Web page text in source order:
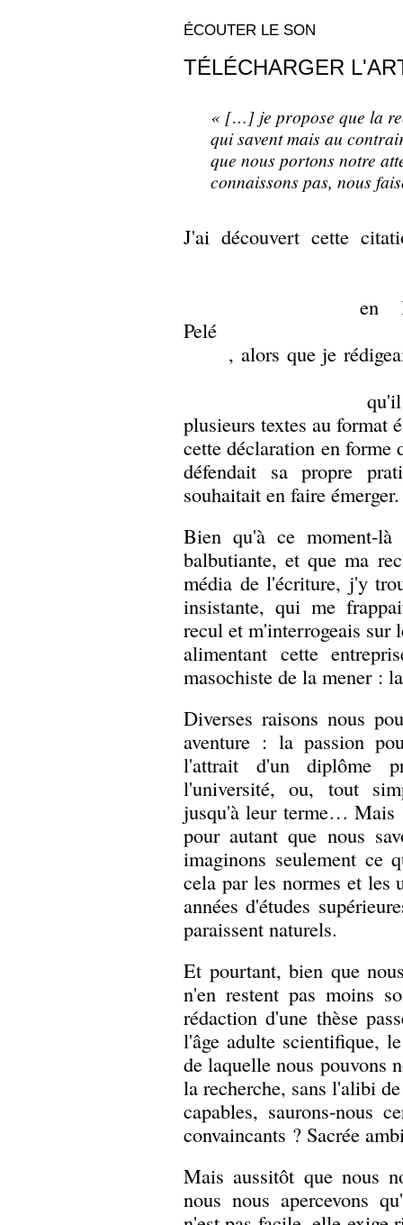
ÉCOUTER LE SON
TÉLÉCHARGER
« […] je propose que la
qui savent mais au
que nous portons notre
connaissons pas, nous
J'ai découvert cette
en
Pelé
, alors que je
plusieurs textes au format
cette déclaration en
défendait sa propre
souhaitait en faire émerger.
Bien qu'à ce moment-
balbutiante, et que ma
média de l'écriture, j'y
insistante, qui me
recul et m'interrogeais sur
alimentant cette
masochiste de la mener :
Diverses raisons nous
aventure : la passion
l'attrait d'un diplôme
l'université, ou, tout
jusqu'à leur terme… Mais
pour autant que nous
imaginons seulement ce
cela par les normes et les
années d'études
paraissent naturels.
Et pourtant, bien que
n'en restent pas moins
rédaction d'une thèse
l'âge adulte scientifique,
de laquelle nous pouvons
la recherche, sans l'alibi
capables, saurons-nous
convaincants ? Sacrée
Mais aussitôt que nous
nous nous apercevons